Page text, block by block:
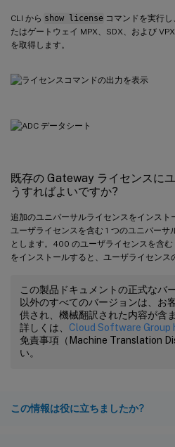
CLI から show license コマンドを実行
たはゲートウェイ MPX、SDX、および
を取得します。
既存の Gateway ライセンスに
うすればよいですか?
追加のユニバーサルライセンスをインス
ユーザライセンスを含む 1 つのユニバー
とします。400 のユーザライセンスを含
をインストールすると、ユーザライセンス
この製品ドキュメントの正式なバ
以外のすべてのバージョンは、お
供され、機械翻訳された内容が含
詳しくは、 Cloud Software Group
免責事項（Machine Translation
い。
この情報は役に立ちましたか?